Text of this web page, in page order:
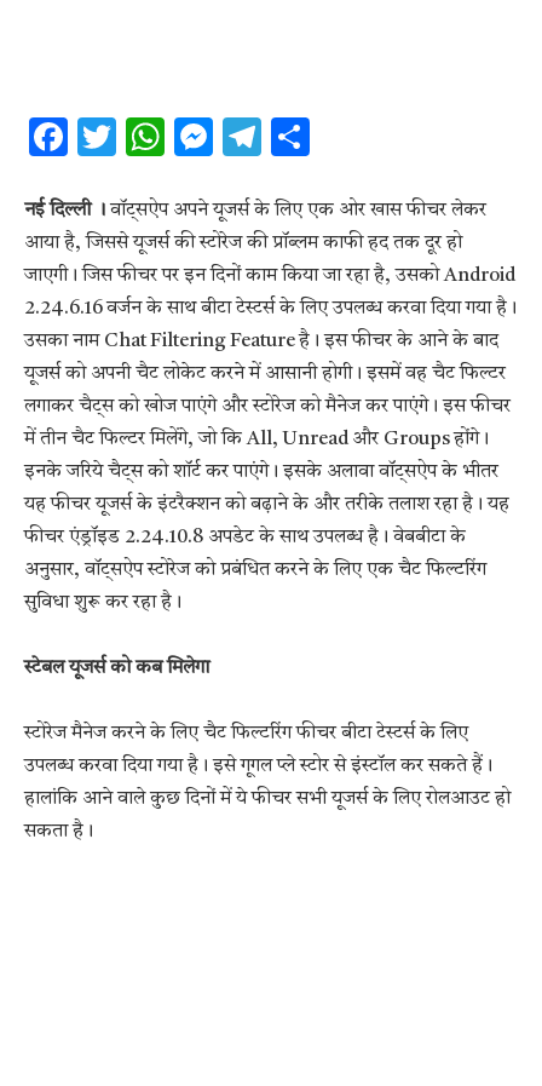
Facebook
Twitter
WhatsApp
Messenger
Telegram
नई दिल्ली ।वॉट्सऐप अपने यूजर्स के लिए एक ओर खास फीचर लेकर
आया है, जिससे यूजर्स की स्टोरेज की प्रॉब्लम काफी हद तक दूर हो
जाएगी। जिस फीचर पर इन दिनों काम किया जा रहा है, उसको Android
2.24.6.16 वर्जन के साथ बीटा टेस्टर्स के लिए उपलब्ध करवा दिया गया है।
उसका नाम Chat Filtering Feature है। इस फीचर के आने के बाद
यूजर्स को अपनी चैट लोकेट करने में आसानी होगी। इसमें वह चैट फिल्टर
लगाकर चैट्स को खोज पाएंगे और स्टोरेज को मैनेज कर पाएंगे। इस फीचर
में तीन चैट फिल्टर मिलेंगे, जो कि All, Unread और Groups होंगे।
इनके जरिये चैट्स को शॉर्ट कर पाएंगे। इसके अलावा वॉट्सऐप के भीतर
यह फीचर यूजर्स के इंटरैक्शन को बढ़ाने के और तरीके तलाश रहा है। यह
फीचर एंड्रॉइड 2.24.10.8 अपडेट के साथ उपलब्ध है। वेबबीटा के
अनुसार, वॉट्सऐप स्टोरेज को प्रबंधित करने के लिए एक चैट फिल्टरिंग
सुविधा शुरू कर रहा है।
स्टेबल यूजर्स को कब मिलेगा
स्टोरेज मैनेज करने के लिए चैट फिल्टरिंग फीचर बीटा टेस्टर्स के लिए
उपलब्ध करवा दिया गया है। इसे गूगल प्ले स्टोर से इंस्टॉल कर सकते हैं।
हालांकि आने वाले कुछ दिनों में ये फीचर सभी यूजर्स के लिए रोलआउट हो
सकता है।